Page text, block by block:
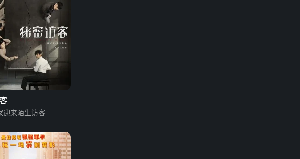
迎来陌生访客